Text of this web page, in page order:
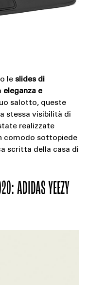
le slides di
eleganza e
salotto, queste
stessa visibilità di
realizzate
comodo sottopiede
scritta della casa di
ADIDAS YEEZY